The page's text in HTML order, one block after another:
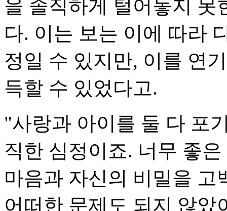
을 솔직하게 털어놓지 못
다. 이는 보는 이에 따라
정일 수 있지만, 이를 연
득할 수 있었다고.
"사랑과 아이를 둘 다 포
직한 심정이죠. 너무 좋
마음과 자신의 비밀을 고
어떠한 문제도 되지 않았